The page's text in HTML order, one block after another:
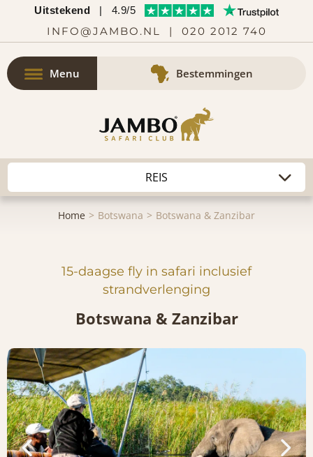
Uitstekend | 4.9/5
INFO@JAMBO.NL | 020 2012 740
Menu Bestemmingen
Home Botswana Botswana & Zanzibar
15-daagse fly in safari inclusief
strandverlenging
Botswana & Zanzibar